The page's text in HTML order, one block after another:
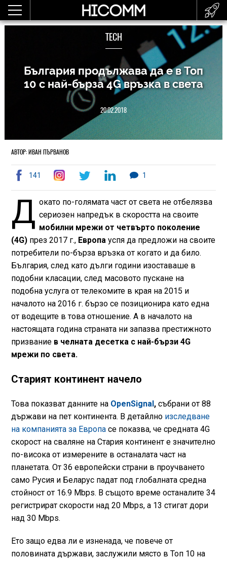
TECH
България продължава да е в Топ
10 с най-бързa 4G връзка в света
20.02.2018
АВТОР: ИВАН ПЪРВАНОВ
141 1
Д окато по-голямата част от света не отбелязва
сериозен напредък в скоростта на своите
мобилни мрежи от четвърто поколение
(4G) през 2017 г., Европауспя да предложи на своите
потребители по-бърза връзка от когато и да било.
България, след като дълги години изоставаше в
подобни класации, след масовото пускане на
подобна услуга от телекомите в края на 2015 и
началото на 2016 г. бързо се позиционира като една
от водещите в това отношение. А в началото на
настоящата година страната ни запазва престижното
призваниев челната десетка с най-бързи 4G
мрежи по света.
Старият континент начело
Това показват данните на OpenSignal,събрани от 88
държави на пет континента. В детайлно изследване
на компанията за Европасе показва, че средната 4G
скорост на сваляне на Стария континент е значително
по-висока от измерените в останалата част на
планетата. От 36 европейски страни в проучването
само Русия и Беларус падат под глобалната средна
стойност от 16.9 Mbps. В същото време останалите 34
регистрират скорости над 20 Mbps, а 13 стигат дори
над 30 Mbps.
Eто защо едва ли е изненада, че повече от
половината държави, заслужили място в Топ 10 на